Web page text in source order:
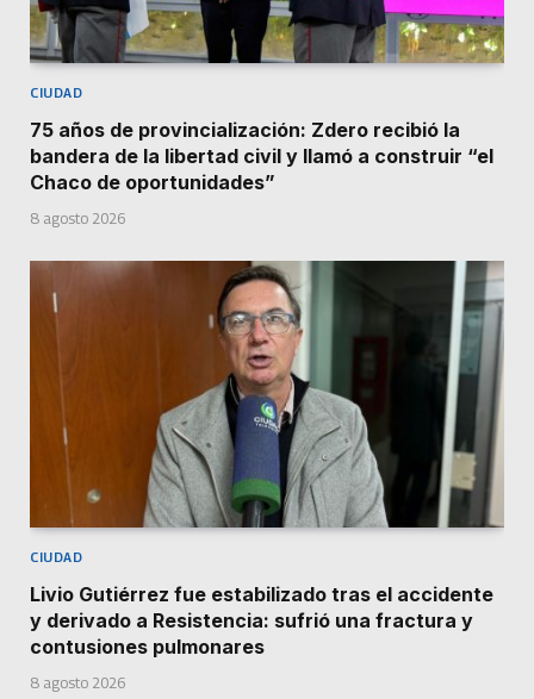
CIUDAD
75 años de provincialización: Zdero recibió la
bandera de la libertad civil y llamó a construir “el
Chaco de oportunidades”
8 agosto 2026
CIUDAD
Livio Gutiérrez fue estabilizado tras el accidente
y derivado a Resistencia: sufrió una fractura y
contusiones pulmonares
8 agosto 2026